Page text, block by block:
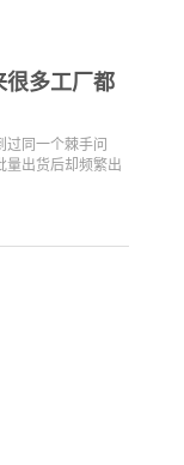
很多工厂都
同一个棘手问
量出货后却频繁出
头到尾排查生产